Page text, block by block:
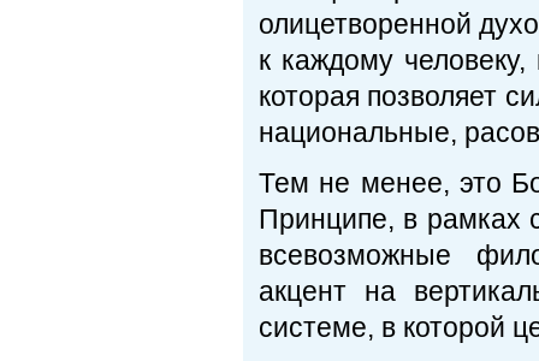
олицетворенной
к каждому
которая позволяет
национальные,
Тем не менее, это
Принципе, в рамках
всевозможные
акцент на
системе, в которой